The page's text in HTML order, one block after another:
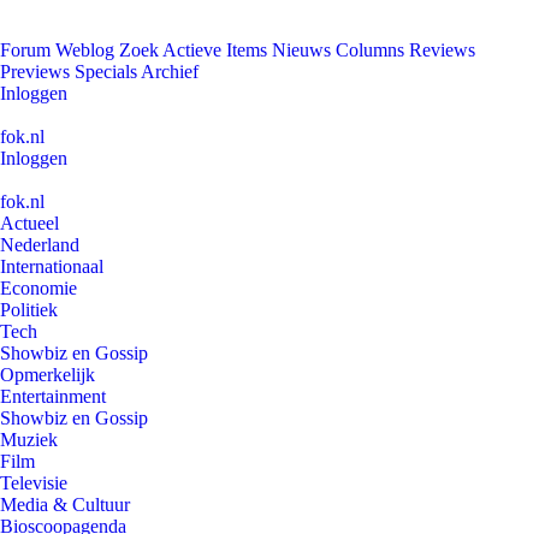
Forum Weblog Zoek Actieve Items Nieuws Columns Reviews
Previews Specials Archief
Inloggen
fok.nl
Inloggen
fok.nl
Actueel
Nederland
Internationaal
Economie
Politiek
Tech
Showbiz en Gossip
Opmerkelijk
Entertainment
Showbiz en Gossip
Muziek
Film
Televisie
Media & Cultuur
Bioscoopagenda